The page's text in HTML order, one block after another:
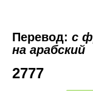
Перевод: с
на арабский
2777